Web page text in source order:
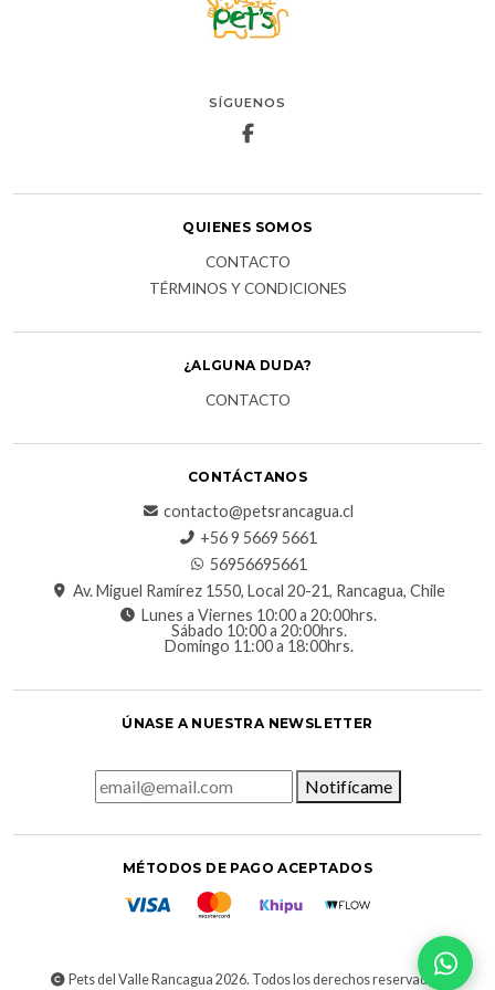
SÍGUENOS
QUIENES SOMOS
CONTACTO
TÉRMINOS Y CONDICIONES
¿ALGUNA DUDA?
CONTACTO
CONTÁCTANOS
contacto@petsrancagua.cl
‪+56 9 5669 5661‬
56956695661‬
Av. Miguel Ramírez 1550, Local 20-21, Rancagua, Chile
Lunes a Viernes 10:00 a 20:00hrs.
Sábado 10:00 a 20:00hrs.
Domingo 11:00 a 18:00hrs.
ÚNASE A NUESTRA NEWSLETTER
Notifícame
MÉTODOS DE PAGO ACEPTADOS
Pets del Valle Rancagua 2026. Todos los derechos reservados.